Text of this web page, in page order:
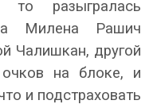
то разыгралась
Милена Рашич
Чалишкан, другой
на блоке, и
и подстраховать